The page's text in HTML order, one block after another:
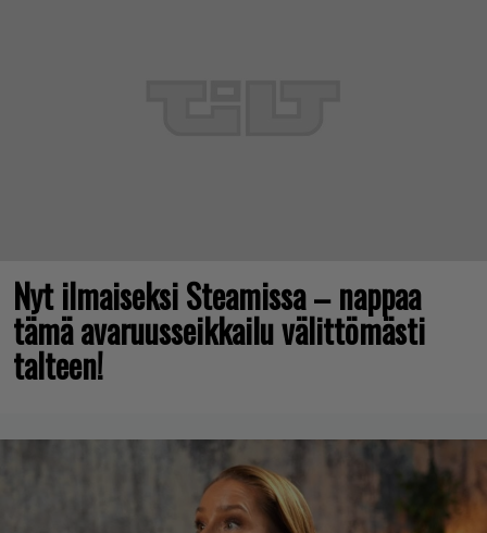
Nyt ilmaiseksi Steamissa – nappaa
tämä avaruusseikkailu välittömästi
talteen!